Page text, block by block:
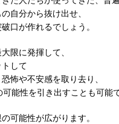
自分から抜け出せ、
口が作れるでしょう。
限に発揮して、
して
怖や不安感を取り去り、
能性を引き出すことも可能で
可能性が広がります。